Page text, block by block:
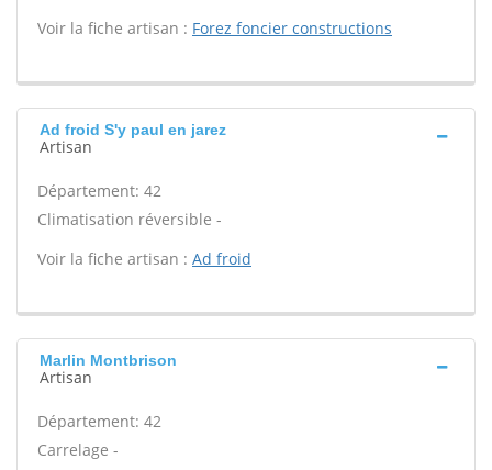
Voir la fiche artisan : Forez foncier constructions
Ad froid S'y paul en jarez
Artisan
Département: 42
Climatisation réversible -
Voir la fiche artisan : Ad froid
Marlin Montbrison
Artisan
Département: 42
Carrelage -